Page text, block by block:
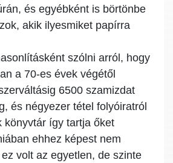
és egyébként is börtönbe
akik ilyesmiket papírra
szólni arról, hogy
a 70-es évek végétől
6500 szamizdat
és négyezer tétel folyóiratról
könyvtár így tartja őket
ehhez képest nem
volt az egyetlen, de szinte